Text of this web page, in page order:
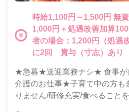
時給1,100円～1,500円 無
1,000円＋処遇改善加算
者の場合：1,200円（処遇
に2回 賞与（寸志）あり
★急募★送迎業務ナシ★ 食事が
介護のお仕事★子育て中の方も
りません/研修充実/食べること